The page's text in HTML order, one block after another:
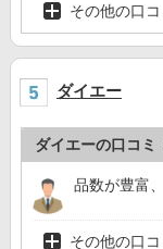
その他の口
ダイエー
ダイエーの口コミ
品数が豊富
その他の口